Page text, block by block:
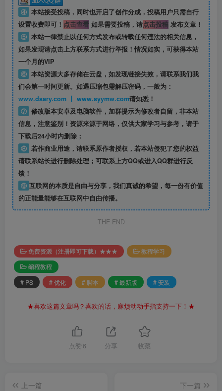
④ 本站接受投稿，同时也开启了创作分成，投稿用户只需自行
设置收费即可！ 点击查看如果需要投稿，请点击投稿发布文章！
⑤ 本站一律禁止以任何方式发布或转载任何违法的相关信息，
如果发现请点击上方联系方式进行举报！情况如实，可获得本站
一个月的VIP
⑥ 本站资源大多存储在云盘，如发现链接失效，请联系我们我
们会第一时间更新。如遇压缩包需解压密码，一般为：
www.dsary.com 丨 www.syymw.com请知悉！
⑦ 修改版本安卓及电脑软件，加群提示为修改者自留， 非本站
信息，注意鉴别！资源来源于网络，仅供大家学习与参考，请于
下载后24小时内删除；
⑧ 若作商业用途，请联系原作者授权，若本站侵犯了您的权益
请联系站长进行删除处理；可联系上方QQ或进入QQ群进行反
馈！
⑨ 互联网的本质是自由与分享，我们真诚的希望，每一份有价值
的正能量能够在互联网中自由传播。
THE END
免费资源（注册即可下载）★★★
教程学习
编程教程
# PS
# 优化 # 脚本 # 最新版 # 安装
★喜欢这篇文章吗？喜欢的话，麻烦动动手指支持一下！★
点赞 6 分享 收藏
上一篇
下一篇